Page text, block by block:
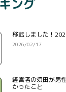
ング
移転しました！
2026/02/17
経営者の須田が男
かったこと